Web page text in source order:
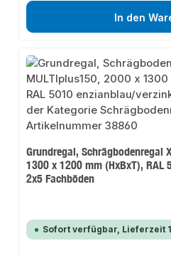
In den
Grundregal, Schrägbodenregal
1300 x 1200 mm (HxBxT),
2x5 Fachböden
Sofort verfügbar, Lieferzeit